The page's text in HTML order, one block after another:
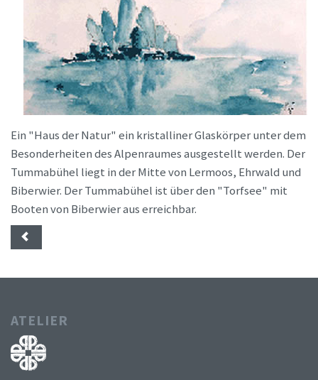
Ein "Haus der Natur" ein kristalliner Glaskörper unter dem
Besonderheiten des Alpenraumes ausgestellt werden. Der
Tummabühel liegt in der Mitte von Lermoos, Ehrwald und
Biberwier. Der Tummabühel ist über den "Torfsee" mit
Booten von Biberwier aus erreichbar.
ATELIER